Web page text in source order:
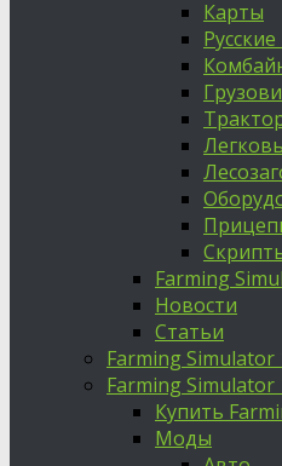
Карты
Farming
Новости
Статьи
Farming Simulator
Farming Simulator
Купить
Моды